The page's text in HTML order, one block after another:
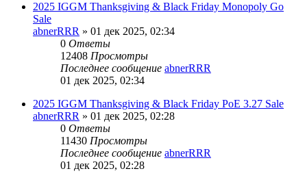
2025 IGGM Thanksgiving & Black Friday Monopoly Go
Sale
abnerRRR » 01 дек 2025, 02:34
0 Ответы
12408 Просмотры
Последнее сообщение abnerRRR
01 дек 2025, 02:34
2025 IGGM Thanksgiving & Black Friday PoE 3.27 Sale
abnerRRR » 01 дек 2025, 02:28
0 Ответы
11430 Просмотры
Последнее сообщение abnerRRR
01 дек 2025, 02:28